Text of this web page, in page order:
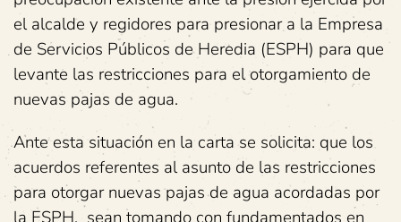
el alcalde y regidores para presionar a la Empresa
de Servicios Públicos de Heredia (ESPH) para que
levante las restricciones para el otorgamiento de
nuevas pajas de agua.
Ante esta situación en la carta se solicita: que los
acuerdos referentes al asunto de las restricciones
para otorgar nuevas pajas de agua acordadas por